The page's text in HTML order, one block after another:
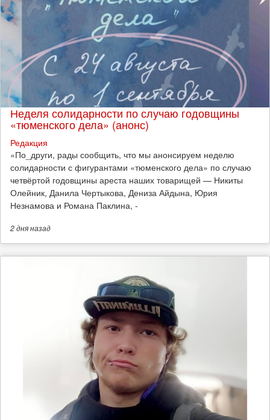
Неделя солидарности по случаю годовщины
«тюменского дела» (анонс)
Редакция
​«По_други, рады сообщить, что мы анонсируем неделю
солидарности с фигурантами «тюменского дела» по случаю
четвёртой годовщины ареста наших товарищей — Никиты
Олейник, Данила Чертыкова, Дениза Айдына, Юрия
Незнамова и Романа Паклина, -
2 дняназад